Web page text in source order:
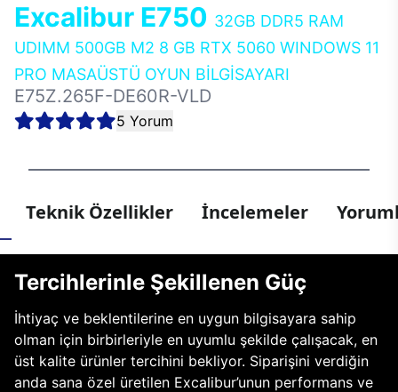
Excalibur E750 32GB DDR5 RAM
UDIMM 500GB M2 8 GB RTX 5060 WINDOWS 11
PRO MASAÜSTÜ OYUN BİLGİSAYARI
E75Z.265F-DE60R-VLD
5 Yorum
Teknik Özellikler İncelemeler
Tercihlerinle Şekillenen Güç
İhtiyaç ve beklentilerine en uygun bilgisayara sahip
olman için birbirleriyle en uyumlu şekilde çalışacak, en
üst kalite ürünler tercihini bekliyor. Siparişini verdiğin
anda sana özel üretilen Excalibur’unun performans ve